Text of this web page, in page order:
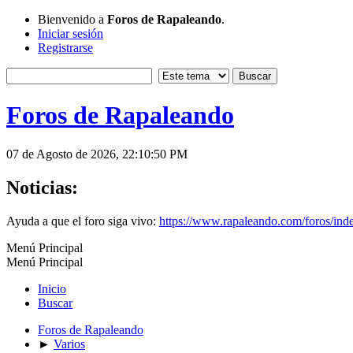
Bienvenido a Foros de Rapaleando.
Iniciar sesión
Registrarse
Foros de Rapaleando
07 de Agosto de 2026, 22:10:50 PM
Noticias:
Ayuda a que el foro siga vivo: https://www.rapaleando.com/foros/
Menú Principal
Menú Principal
Inicio
Buscar
Foros de Rapaleando
► Varios